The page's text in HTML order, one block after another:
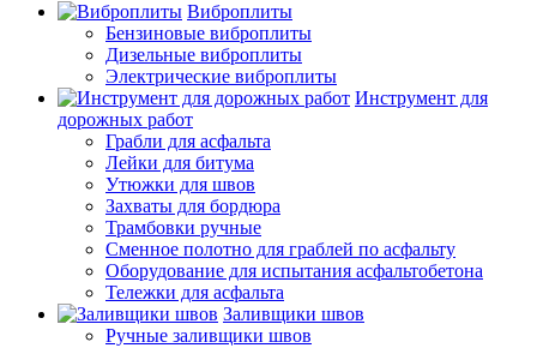
Виброплиты
Бензиновые виброплиты
Дизельные виброплиты
Электрические виброплиты
Инструмент для
дорожных работ
Грабли для асфальта
Лейки для битума
Утюжки для швов
Захваты для бордюра
Трамбовки ручные
Сменное полотно для граблей по асфальту
Оборудование для испытания асфальтобетона
Тележки для асфальта
Заливщики швов
Ручные заливщики швов